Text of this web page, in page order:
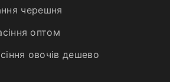
черешня
оптом
овочів дешево